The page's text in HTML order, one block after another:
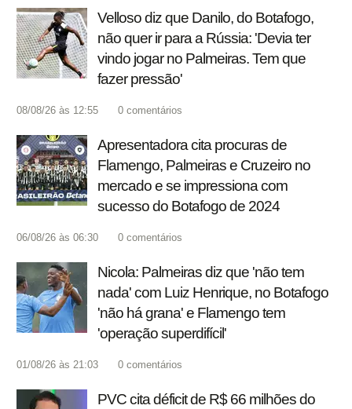
Velloso diz que Danilo, do Botafogo,
não quer ir para a Rússia: 'Devia ter
vindo jogar no Palmeiras. Tem que
fazer pressão'
08/08/26 às 12:55 0 comentários
Apresentadora cita procuras de
Flamengo, Palmeiras e Cruzeiro no
mercado e se impressiona com
sucesso do Botafogo de 2024
06/08/26 às 06:30 0 comentários
Nicola: Palmeiras diz que 'não tem
nada' com Luiz Henrique, no Botafogo
'não há grana' e Flamengo tem
'operação superdifícil'
01/08/26 às 21:03 0 comentários
PVC cita déficit de R$ 66 milhões do